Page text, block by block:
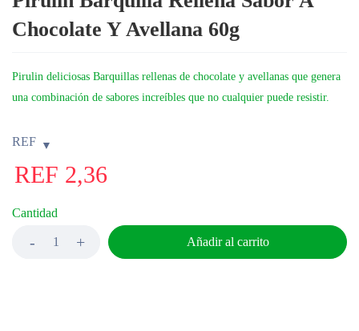
Chocolate Y Avellana 60g
Pirulin deliciosas Barquillas rellenas de chocolate y avellanas que genera
una combinación de sabores increíbles que no cualquier puede resistir.
REF
REF 2,36
Cantidad
Añadir al carrito